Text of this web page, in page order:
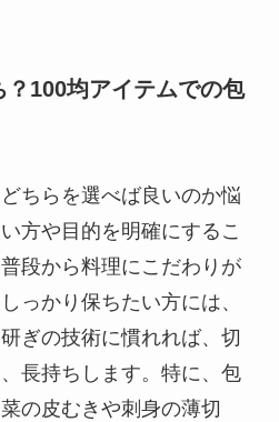
100均アイテムでの包
ちらを選べば良いのか悩
方や目的を明確にするこ
段から料理にこだわりが
っかり保ちたい方には、
ぎの技術に慣れれば、切
長持ちします。特に、包
の皮むきや刺身の薄切